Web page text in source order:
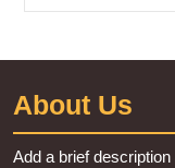
About Us
Add a brief